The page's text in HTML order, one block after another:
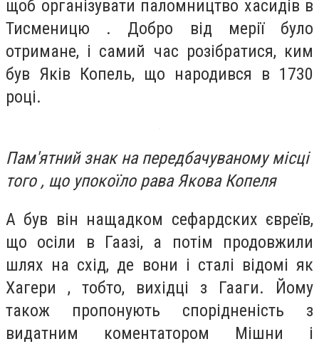
щоб організувати паломництво хасидів в
Тисменицю . Добро від мерії було
отримане, і самий час розібратися, ким
був Яків Копель, що народився в 1730
році.
Пам'ятний знак на передбачуваному місці
того , що упокоїло рава Якова Копеля
А був він нащадком сефардских євреїв,
що осіли в Гаазі, а потім продовжили
шлях на схід, де вони і сталі відомі як
Хагери , тобто, вихідці з Гааги. Йому
також пропонують спорідненість з
видатним коментатором Мішни і